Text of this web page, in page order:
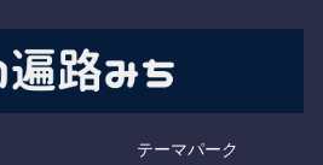
テーマパーク